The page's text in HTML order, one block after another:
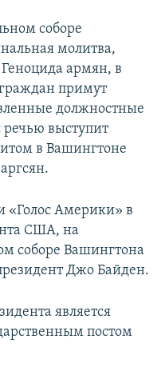
соборе
молитва,
армян, в
примут
должностные
выступит
в Вашингтоне
«Голос Америки» в
США, на
соборе Вашингтона
Джо Байден.
является
постом